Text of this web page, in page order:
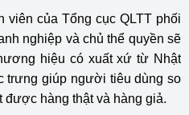
viên của Tổng cục QLTT phối
nghiệp và chủ thể quyền sẽ
hiệu có xuất xứ từ Nhật
trưng giúp người tiêu dùng so
được hàng thật và hàng giả.